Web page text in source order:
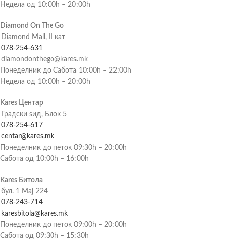
Недела од 10:00h – 20:00h
Diamond On The Go
Diamond Mall, II кат
078-254-631
diamondonthego@kares.mk
Понеделник до Сабота 10:00h – 22:00h
Недела од 10:00h – 20:00h
Kares Центар
Градски ѕид, Блок 5
078-254-617
centar@kares.mk
Понеделник до петок 09:30h – 20:00h
Сабота од 10:00h – 16:00h
Kares Битола
бул. 1 Мај 224
078-243-714
karesbitola@kares.mk
Понеделник до петок 09:00h – 20:00h
Сабота од 09:30h – 15:30h